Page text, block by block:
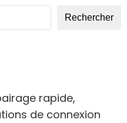
Rechercher
rapide,
de connexion